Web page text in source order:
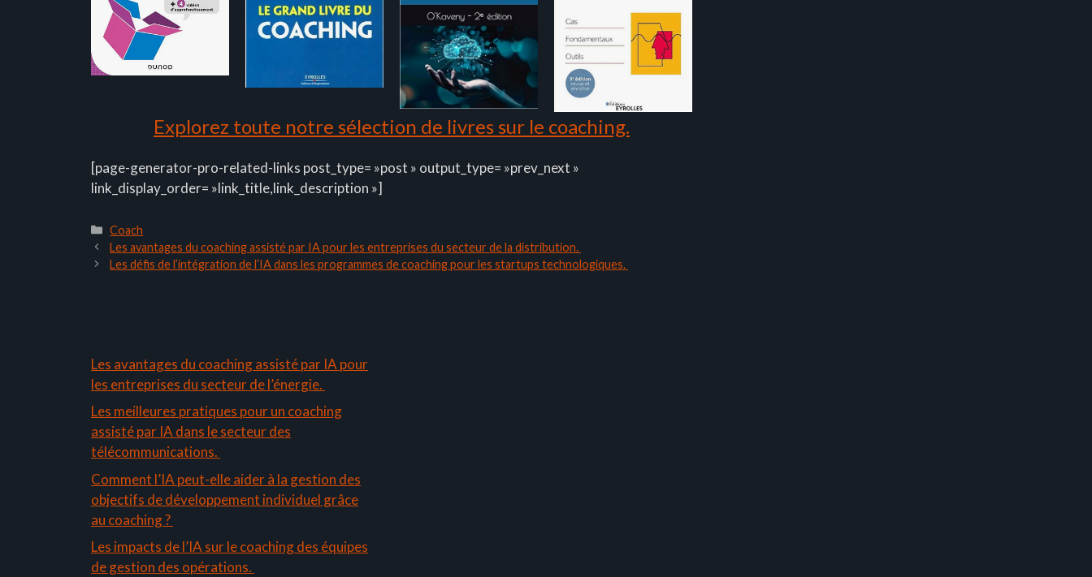
Explorez toute notre sélection de livres sur le coaching.
[page-generator-pro-related-links post_type= »post » output_type= »prev_next »
link_display_order= »link_title,link_description »]
Catégories
Coach
Les avantages du coaching assisté par IA pour les entreprises du secteur de la distribution.
Les défis de l’intégration de l’IA dans les programmes de coaching pour les startups technologiques.
Les avantages du coaching assisté par IA pour
les entreprises du secteur de l’énergie.
Les meilleures pratiques pour un coaching
assisté par IA dans le secteur des
télécommunications.
Comment l’IA peut-elle aider à la gestion des
objectifs de développement individuel grâce
au coaching ?
Les impacts de l’IA sur le coaching des équipes
de gestion des opérations.